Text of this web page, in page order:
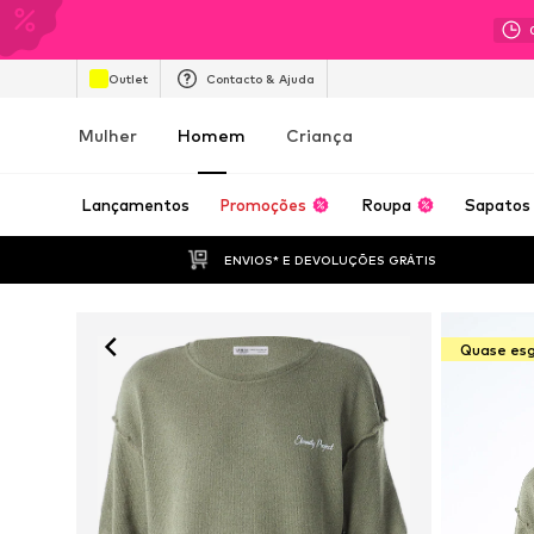
Outlet Contacto & Ajuda
Mulher Homem Criança
Lançamentos Promoções Roupa Sapatos
ENVIOS* E DEVOLUÇÕES GRÁTIS
Quase